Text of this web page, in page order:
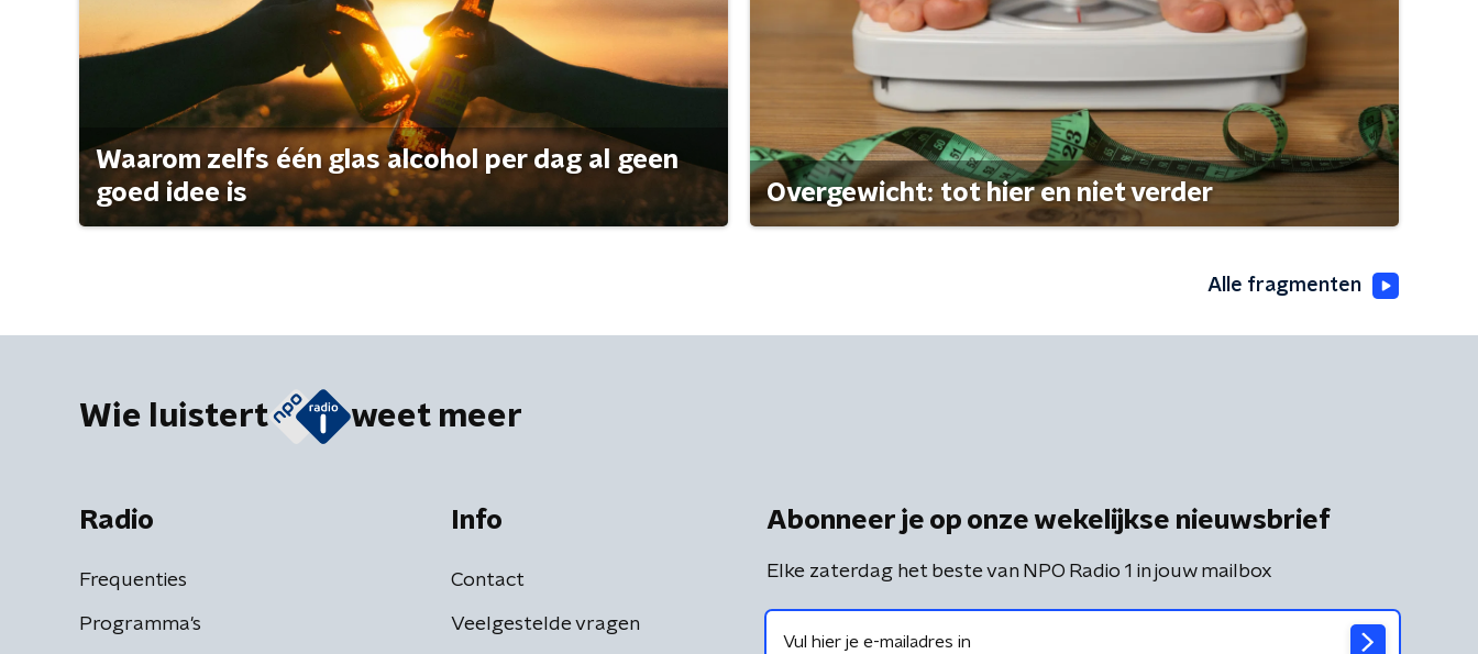
Waarom zelfs één glas alcohol per dag al geen
goed idee is
Overgewicht: tot hier en niet verder
Alle fragmenten
Wie luistert weet meer
Radio
Frequenties
Programma's
Info
Contact
Veelgestelde vragen
Abonneer je op onze wekelijkse nieuwsbrief
Elke zaterdag het beste van NPO Radio 1 in jouw mailbox